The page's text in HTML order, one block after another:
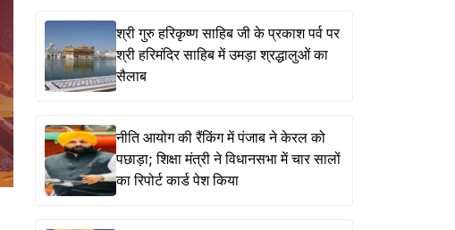
श्री गुरु हरिकृष्ण साहिब जी के प्रकाश पर्व पर
श्री हरिमंदिर साहिब में उमड़ा श्रद्धालुओं का
सैलाब
नीति आयोग की रैंकिंग में पंजाब ने केरल को
पछाड़ा; शिक्षा मंत्री ने विधानसभा में चार सालों
का रिपोर्ट कार्ड पेश किया